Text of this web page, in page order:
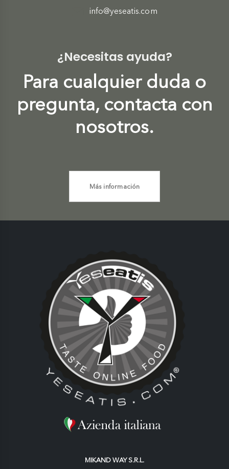
info@yeseatis.com
¿Necesitas ayuda?
Para cualquier duda o
pregunta, contacta con
nosotros.
Más información
MIKAND WAY S.R.L.